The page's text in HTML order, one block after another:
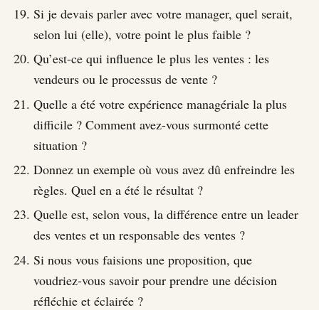
Si je devais parler avec votre manager, quel serait,
selon lui (elle), votre point le plus faible ?
Qu’est-ce qui influence le plus les ventes : les
vendeurs ou le processus de vente ?
Quelle a été votre expérience managériale la plus
difficile ? Comment avez-vous surmonté cette
situation ?
Donnez un exemple où vous avez dû enfreindre les
règles. Quel en a été le résultat ?
Quelle est, selon vous, la différence entre un leader
des ventes et un responsable des ventes ?
Si nous vous faisions une proposition, que
voudriez-vous savoir pour prendre une décision
réfléchie et éclairée ?